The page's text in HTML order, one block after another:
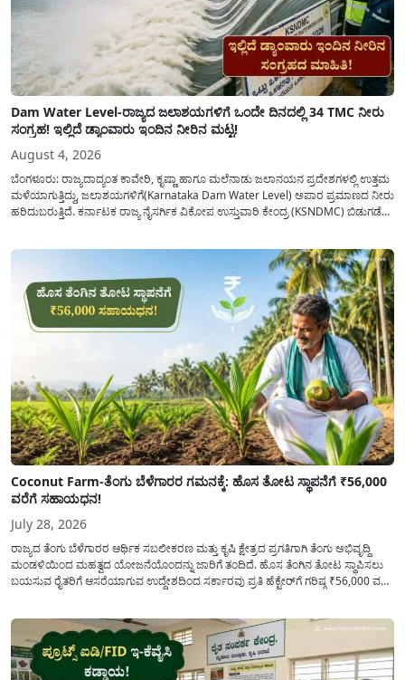
Dam Water Level-ರಾಜ್ಯದ ಜಲಾಶಯಗಳಿಗೆ ಒಂದೇ ದಿನದಲ್ಲಿ 34 TMC ನೀರು
ಸಂಗ್ರಹ! ಇಲ್ಲಿದೆ ಡ್ಯಾಂವಾರು ಇಂದಿನ ನೀರಿನ ಮಟ್ಟ!
August 4, 2026
ಬೆಂಗಳೂರು: ರಾಜ್ಯದಾದ್ಯಂತ ಕಾವೇರಿ, ಕೃಷ್ಣಾ ಹಾಗೂ ಮಲೆನಾಡು ಜಲಾನಯನ ಪ್ರದೇಶಗಳಲ್ಲಿ ಉತ್ತಮ
ಮಳೆಯಾಗುತ್ತಿದ್ದು, ಜಲಾಶಯಗಳಿಗೆ(Karnataka Dam Water Level) ಅಪಾರ ಪ್ರಮಾಣದ ನೀರು
ಹರಿದುಬರುತ್ತಿದೆ. ಕರ್ನಾಟಕ ರಾಜ್ಯ ನೈಸರ್ಗಿಕ ವಿಕೋಪ ಉಸ್ತುವಾರಿ ಕೇಂದ್ರ (KSNDMC) ಬಿಡುಗಡೆ
Coconut Farm-ತೆಂಗು ಬೆಳೆಗಾರರ ಗಮನಕ್ಕೆ: ಹೊಸ ತೋಟ ಸ್ಥಾಪನೆಗೆ ₹56,000
ವರೆಗೆ ಸಹಾಯಧನ!
July 28, 2026
ರಾಜ್ಯದ ತೆಂಗು ಬೆಳೆಗಾರರ ಆರ್ಥಿಕ ಸಬಲೀಕರಣ ಮತ್ತು ಕೃಷಿ ಕ್ಷೇತ್ರದ ಪ್ರಗತಿಗಾಗಿ ತೆಂಗು ಅಭಿವೃದ್ದಿ
ಮಂಡಳಿಯಿಂದ ಮಹತ್ವದ ಯೋಜನೆಯೊಂದನ್ನು ಜಾರಿಗೆ ತಂದಿದೆ. ಹೊಸ ತೆಂಗಿನ ತೋಟ ಸ್ಥಾಪಿಸಲು
ಬಯಸುವ ರೈತರಿಗೆ ಆಸರೆಯಾಗುವ ಉದ್ದೇಶದಿಂದ ಸರ್ಕಾರವು ಪ್ರತಿ ಹೆಕ್ಟೇರ್‌ಗೆ ಗರಿಷ್ಠ ₹56,000 ವರೆಗೆ